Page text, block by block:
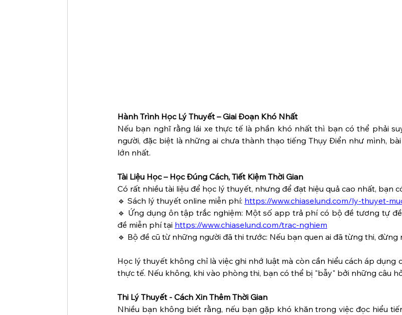
Hành Trình Học Lý Thuyết – Giai Đoạn Khó Nhất
Nếu bạn nghĩ rằng lái xe thực tế là phần khó nhất thì bạn có thể phải
người, đặc biệt là những ai chưa thành thạo tiếng Thụy Điển như mình,
lớn nhất.
Tài Liệu Học – Học Đúng Cách, Tiết Kiệm Thời Gian
Có rất nhiều tài liệu để học lý thuyết, nhưng để đạt hiệu quả cao nhất, bạn
🔹 Sách lý thuyết online miễn phí: https://www.chiaselund.com/ly-thuyet-
🔹 Ứng dụng ôn tập trắc nghiệm: Một số app trả phí có bộ đề tương tự
đề miễn phí tại https://www.chiaselund.com/trac-nghiem
🔹 Bộ đề cũ từ những người đã thi trước: Nếu bạn quen ai đã từng thi, đừng
Học lý thuyết không chỉ là việc ghi nhớ luật mà còn cần hiểu cách áp
thực tế. Nếu không, khi vào phòng thi, bạn có thể bị "bẫy" bởi những câu
Thi Lý Thuyết - Cách Xin Thêm Thời Gian
Nhiều bạn không biết rằng, nếu bạn gặp khó khăn trong việc đọc hiểu